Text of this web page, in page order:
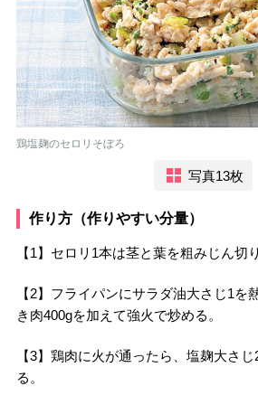
鶏塩麹のセロリそぼろ
写真13枚
作り方（作りやすい分量）
【1】セロリ1本は茎と葉を粗みじん切
【2】フライパンにサラダ油大さじ1を
き肉400gを加えて強火で炒める。
【3】鶏肉に火が通ったら、塩麹大さ
る。